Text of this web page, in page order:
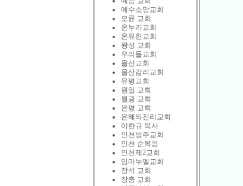
예수소망교회
오륜 교회
온누리교회
온유한교회
왕성 교회
우리들교회
울산교회
울산감리교회
유평교회
원일 교회
월광 교회
은평 교회
은혜와진리교회
이한규 목사
인천방주교회
인천 순복음
인천제2교회
임마누엘교회
장석 교회
장충 교회